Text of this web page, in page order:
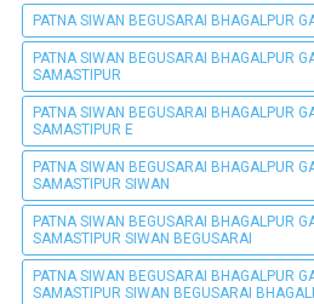
PATNA SIWAN BEGUSARAI BHAGALPUR
PATNA SIWAN BEGUSARAI BHAGALPUR
SAMASTIPUR
PATNA SIWAN BEGUSARAI BHAGALPUR
SAMASTIPUR E
PATNA SIWAN BEGUSARAI BHAGALPUR
SAMASTIPUR SIWAN
PATNA SIWAN BEGUSARAI BHAGALPUR
SAMASTIPUR SIWAN BEGUSARAI
PATNA SIWAN BEGUSARAI BHAGALPUR
SAMASTIPUR SIWAN BEGUSARAI